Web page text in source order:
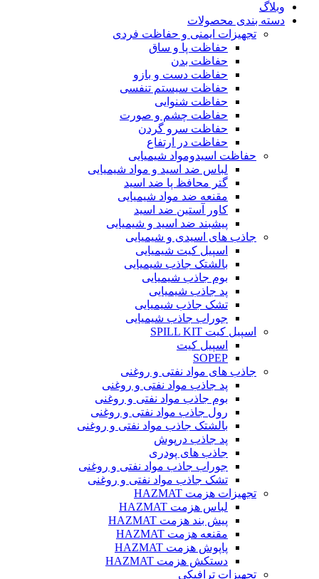
وبلاگ
دسته بندی محصولات
تجهیزات ایمنی و حفاظت فردی
حفاظت پا و ساق
حفاظت بدن
حفاظت دست و بازو
حفاظت سیستم تنفسی
حفاظت شنوایی
حفاظت چشم و صورت
حفاظت سرو گردن
حفاظت در ارتفاع
حفاظت اسیدومواد شیمیایی
لباس ضد اسید و مواد شیمیایی
گتر محافظ پا ضد اسید
مقنعه ضد مواد شیمیایی
کاور آستین ضد اسید
پیشبند ضد اسید و شیمیایی
جاذب های اسیدی و شیمیایی
اسپیل کیت شیمیایی
بالشتک جاذب شیمیایی
بوم جاذب شیمیایی
پد جاذب شیمیایی
تشک جاذب شیمیایی
جوراب جاذب شیمیایی
اسپیل کیت SPILL KIT
اسپیل کیت
SOPEP
جاذب های مواد نفتی و روغنی
پد جاذب مواد نفتی و روغنی
بوم جاذب مواد نفتی و روغنی
رول جاذب مواد نفتی و روغنی
بالشتک جاذب مواد نفتی و روغنی
پد جاذب درپوش
جاذب های پودری
جوراب جاذب مواد نفتی و روغنی
تشک جاذب مواد نفتی و روغنی
تجهیزات هزمت HAZMAT
لباس هزمت HAZMAT
پیش بند هزمت HAZMAT
مقنعه هزمت HAZMAT
پاپوش هزمت HAZMAT
دستکش هزمت HAZMAT
تجهیزات ترافیکی